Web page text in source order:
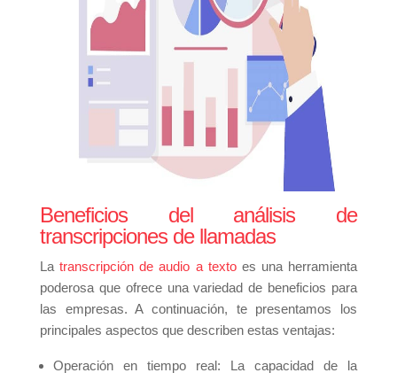
Beneficios del análisis de
transcripciones de llamadas
La transcripción de audio a textoes una herramienta
poderosa que ofrece una variedad de beneficios para
las empresas. A continuación, te presentamos los
principales aspectos que describen estas ventajas:
Operación en tiempo real: La capacidad de la